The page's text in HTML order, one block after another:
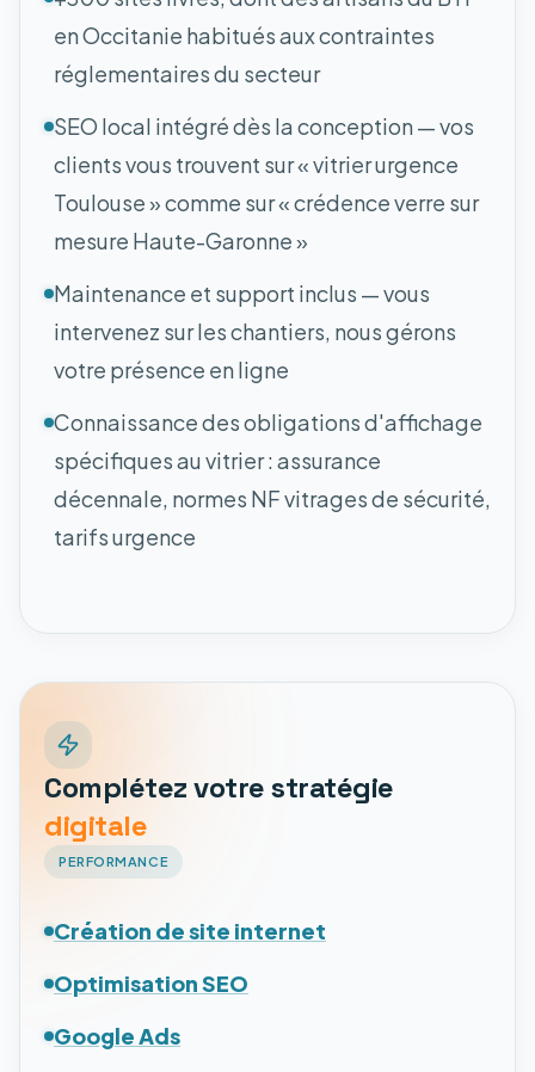
en Occitanie habitués aux contraintes
réglementaires du secteur
SEO local intégré dès la conception — vos
clients vous trouvent sur « vitrier urgence
Toulouse » comme sur « crédence verre sur
mesure Haute-Garonne »
Maintenance et support inclus — vous
intervenez sur les chantiers, nous gérons
votre présence en ligne
Connaissance des obligations d'affichage
spécifiques au vitrier : assurance
décennale, normes NF vitrages de sécurité,
tarifs urgence
Complétez votre stratégie
digitale
PERFORMANCE
Création de site internet
Optimisation SEO
Google Ads